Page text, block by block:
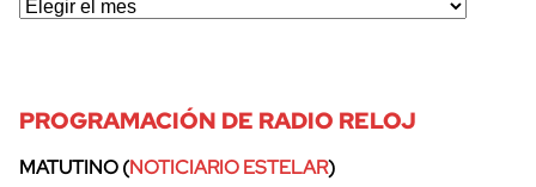
PROGRAMACIÓN DE RADIO RELOJ
MATUTINO (NOTICIARIO ESTELAR)